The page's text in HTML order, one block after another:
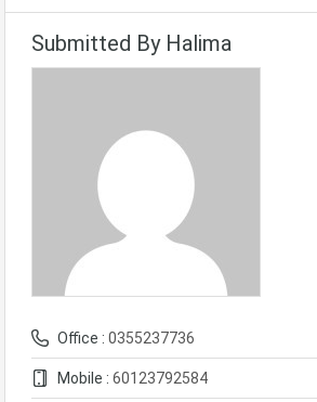
Submitted By Halima
Office : 0355237736
Mobile : 60123792584